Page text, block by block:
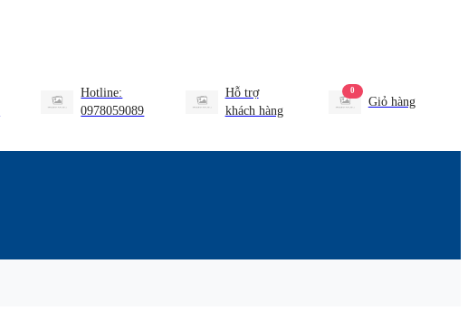
Hotline:
0978059089
Hỗ trợ
khách hàng
0
Giỏ hàng